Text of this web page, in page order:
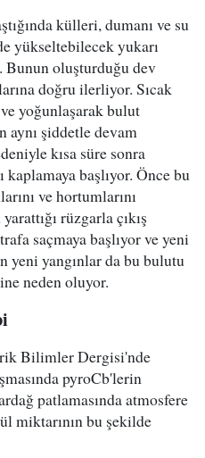
külleri, dumanı ve su
yükseltebilecek yukarı
oluşturduğu dev
doğru ilerliyor. Sıcak
yoğunlaşarak bulut
aynı şiddetle devam
kısa süre sonra
kaplamaya başlıyor. Önce bu
ve hortumlarını
rüzgarla çıkış
saçmaya başlıyor ve yeni
yeni yangınlar da bu bulutu
neden oluyor.
Bilimler Dergisi'nde
pyroCb'lerin
patlamasında atmosfere
miktarının bu şekilde